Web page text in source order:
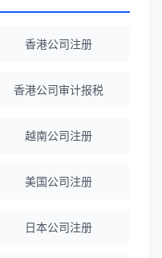
★★★★★
★★★★★
香港公司注册
香港公司审计报税
越南公司注册
美国公司注册
日本公司注册